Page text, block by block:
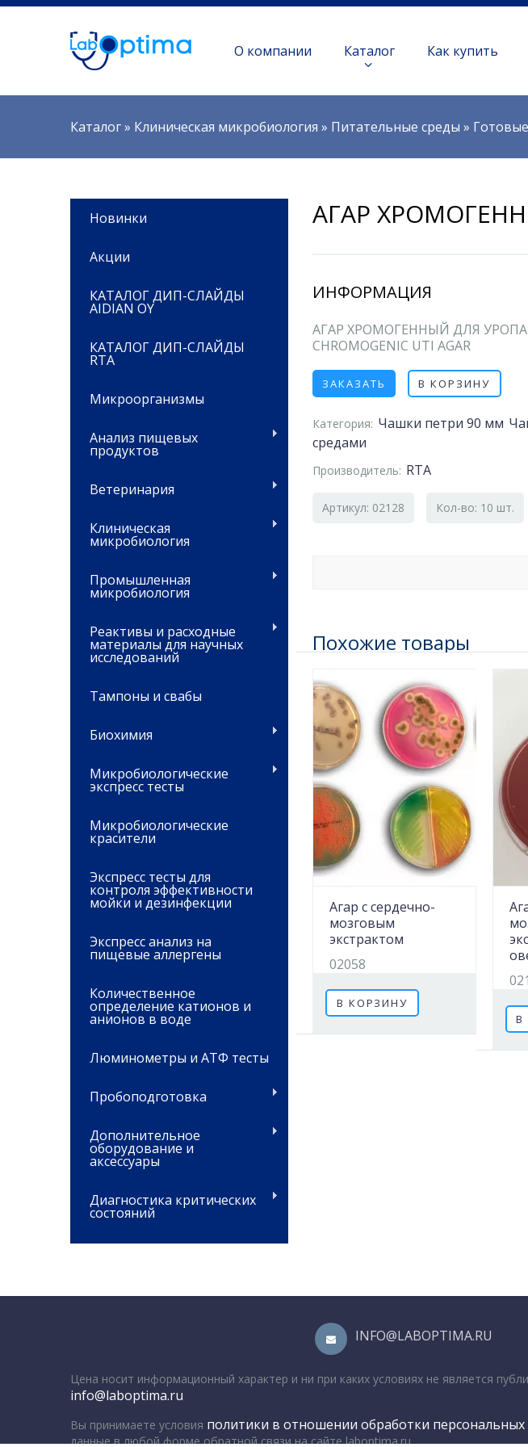
О компании Каталог Как купить
Вы здесь
Каталог» Клиническая микробиология » Питательные среды »
Новинки
Акции
КАТАЛОГ ДИП-СЛАЙДЫ
AIDIAN OY
КАТАЛОГ ДИП-СЛАЙДЫ
RTA
Микроорганизмы
Анализ пищевых
продуктов
Ветеринария
Клиническая
микробиология
Промышленная
микробиология
Реактивы и расходные
материалы для научных
исследований
Тампоны и свабы
Биохимия
Микробиологические
экспресс тесты
Микробиологические
красители
Экспресс тесты для
контроля эффективности
мойки и дезинфекции
Экспресс анализ на
пищевые аллергены
Количественное
определение катионов и
анионов в воде
Люминометры и АТФ тесты
Пробоподготовка
Дополнительное
оборудование и
аксессуары
Диагностика критических
состояний
АГАР
ИНФОРМАЦИЯ
АГАР ХРОМОГЕННЫЙ ДЛЯ
CHROMOGENIC UTI AGAR
ЗАКАЗАТЬ В КОРЗИНУ
Категория: Чашки петри 90 мм
средами
Производитель: RTA
Артикул: 02128 Кол-во: 10 шт.
Похожие товары
Агар с сердечно-
мозговым
экстрактом
02058
В КОРЗИНУ
В
INFO@LABOPTIMA.RU
Цена носит информационный характер и ни при каких условиях не является
info@laboptima.ru
Вы принимаете условия политики в отношении обработки
данные в любой форме обратной связи на сайте laboptima.ru